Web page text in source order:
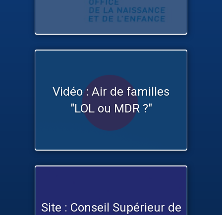
Vidéo : Air de familles
"LOL ou MDR ?"
Site : Conseil Supérieur de